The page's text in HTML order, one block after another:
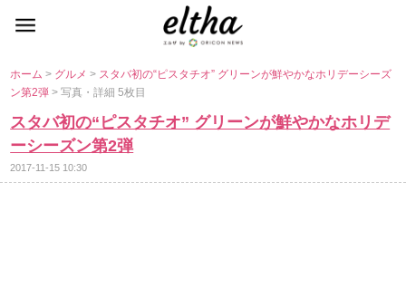
ホーム> グルメ> スタバ初の“ピスタチオ” グリーンが鮮やかなホリデーシーズ
ン第2弾> 写真・詳細 5枚目
スタバ初の“ピスタチオ” グリーンが鮮やかなホリデ
ーシーズン第2弾
2017-11-15 10:30